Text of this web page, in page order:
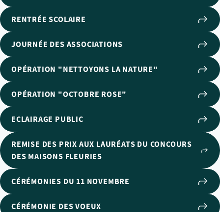
RENTRÉE SCOLAIRE
JOURNÉE DES ASSOCIATIONS
OPÉRATION "NETTOYONS LA NATURE"
OPÉRATION "OCTOBRE ROSE"
ECLAIRAGE PUBLIC
REMISE DES PRIX AUX LAURÉATS DU CONCOURS
DES MAISONS FLEURIES
CÉRÉMONIES DU 11 NOVEMBRE
CÉRÉMONIE DES VOEUX